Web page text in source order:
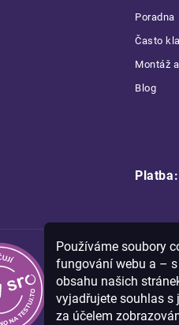
Používáme soubory
fungování webu a –
obsahu našich
vyjadřujete souhlas s
za účelem
Poradna
Často
Montáž
Blog
Platba: